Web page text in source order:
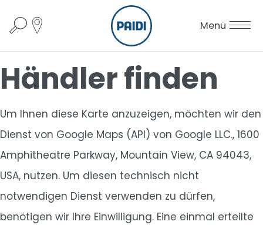
Menü
Händler finden
Um Ihnen diese Karte anzuzeigen, möchten wir den
Dienst von Google Maps (API) von Google LLC., 1600
Amphitheatre Parkway, Mountain View, CA 94043,
USA, nutzen. Um diesen technisch nicht
notwendigen Dienst verwenden zu dürfen,
benötigen wir Ihre Einwilligung. Eine einmal erteilte